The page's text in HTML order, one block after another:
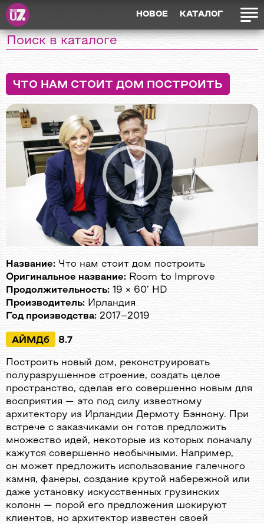
НОВОЕ КАТАЛОГ
ЧТО НАМ СТОИТ ДОМ ПОСТРОИТЬ
Название: Что нам стоит дом построить
Оригинальное название: Room to Improve
Продолжительность: 19 × 60’ HD
Производитель: Ирландия
Год производства: 2017–2019
АЙМДб 8.7
Построить новый дом, реконструировать
полуразрушенное строение, создать целое
пространство, сделав его совершенно новым для
восприятия — это под силу известному
архитектору из Ирландии Дермоту Бэннону. При
встрече с заказчиками он готов предложить
множество идей, некоторые из которых поначалу
кажутся совершенно необычными. Например,
он может предложить использование галечного
камня, фанеры, создание крутой набережной или
даже установку искусственных грузинских
колонн — порой его предложения шокируют
клиентов, но архитектор известен своей